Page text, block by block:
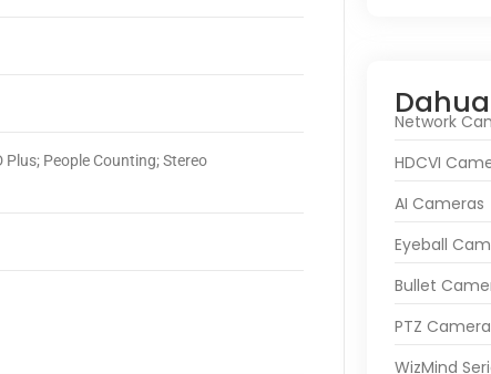
People Counting; Stereo
Network
HDCVI
AI Cameras
Eyeball
Bullet
PTZ
WizMind